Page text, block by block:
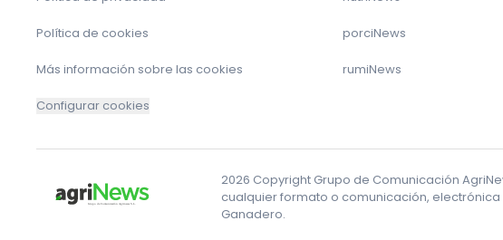
Política de cookies
Más información sobre las cookies
Configurar cookies
porciNews
rumiNews
2026 Copyright Grupo de Comunicación
cualquier formato o comunicación,
Ganadero.